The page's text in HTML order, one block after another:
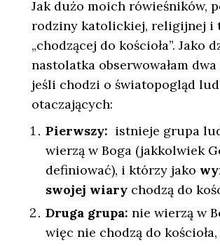
Jak dużo moich rówieśników,
rodziny katolickiej, religijnej i
„chodzącej do kościoła”. Jako
nastolatka obserwowałam dwa
jeśli chodzi o światopogląd
otaczających:
Pierwszy: istnieje grupa
wierzą w Boga (jakkolwiek
definiować), i którzy jako
swojej wiary chodzą do
Druga grupa: nie wierzą w
więc nie chodzą do